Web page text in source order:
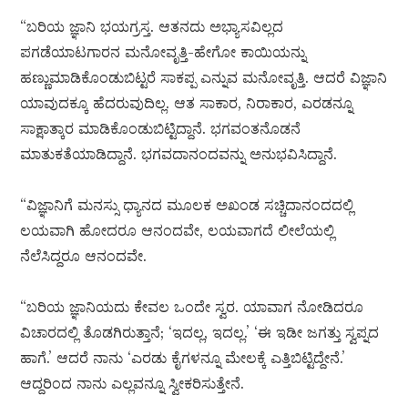
“ಬರಿಯ ಜ್ಞಾನಿ ಭಯಗ್ರಸ್ತ. ಆತನದು ಅಭ್ಯಾಸವಿಲ್ಲದ
ಪಗಡೆಯಾಟಗಾರನ ಮನೋವೃತ್ತಿ-ಹೇಗೋ ಕಾಯಿಯನ್ನು
ಹಣ್ಣುಮಾಡಿಕೊಂಡುಬಿಟ್ಟರೆ ಸಾಕಪ್ಪ ಎನ್ನುವ ಮನೋವೃತ್ತಿ. ಆದರೆ ವಿಜ್ಞಾನಿ
ಯಾವುದಕ್ಕೂ ಹೆದರುವುದಿಲ್ಲ. ಆತ ಸಾಕಾರ, ನಿರಾಕಾರ, ಎರಡನ್ನೂ
ಸಾಕ್ಷಾತ್ಕಾರ ಮಾಡಿಕೊಂಡುಬಿಟ್ಟಿದ್ದಾನೆ. ಭಗವಂತನೊಡನೆ
ಮಾತುಕತೆಯಾಡಿದ್ದಾನೆ. ಭಗವದಾನಂದವನ್ನು ಅನುಭವಿಸಿದ್ದಾನೆ.
“ವಿಜ್ಞಾನಿಗೆ ಮನಸ್ಸು ಧ್ಯಾನದ ಮೂಲಕ ಅಖಂಡ ಸಚ್ಚಿದಾನಂದದಲ್ಲಿ
ಲಯವಾಗಿ ಹೋದರೂ ಆನಂದವೇ, ಲಯವಾಗದೆ ಲೀಲೆಯಲ್ಲಿ
ನೆಲೆಸಿದ್ದರೂ ಆನಂದವೇ.
“ಬರಿಯ ಜ್ಞಾನಿಯದು ಕೇವಲ ಒಂದೇ ಸ್ವರ. ಯಾವಾಗ ನೋಡಿದರೂ
ವಿಚಾರದಲ್ಲಿ ತೊಡಗಿರುತ್ತಾನೆ; ‘ಇದಲ್ಲ, ಇದಲ್ಲ.’ ‘ಈ ಇಡೀ ಜಗತ್ತು ಸ್ವಪ್ನದ
ಹಾಗೆ.’ ಆದರೆ ನಾನು ‘ಎರಡು ಕೈಗಳನ್ನೂ ಮೇಲಕ್ಕೆ ಎತ್ತಿಬಿಟ್ಟಿದ್ದೇನೆ.’
ಆದ್ದರಿಂದ ನಾನು ಎಲ್ಲವನ್ನೂ ಸ್ವೀಕರಿಸುತ್ತೇನೆ.